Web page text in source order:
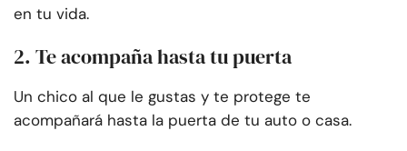
en tu vida.
2. Te acompaña hasta tu puerta
Un chico al que le gustas y te protege te
acompañará hasta la puerta de tu auto o casa.